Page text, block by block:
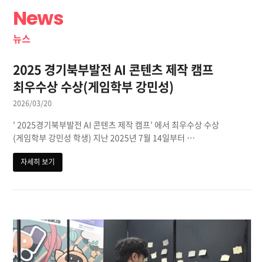
News
뉴스
2025 경기북부발전 AI 콘텐츠 제작 캠프
최우수상 수상(게임학부 강민성)
2026/03/20
' 2025경기북부발전 AI 콘텐츠 제작 캠프’ 에서 최우수상 수상
(게임학부 강민성 학생) 지난 2025년 7월 14일부터 …
자세히 보기